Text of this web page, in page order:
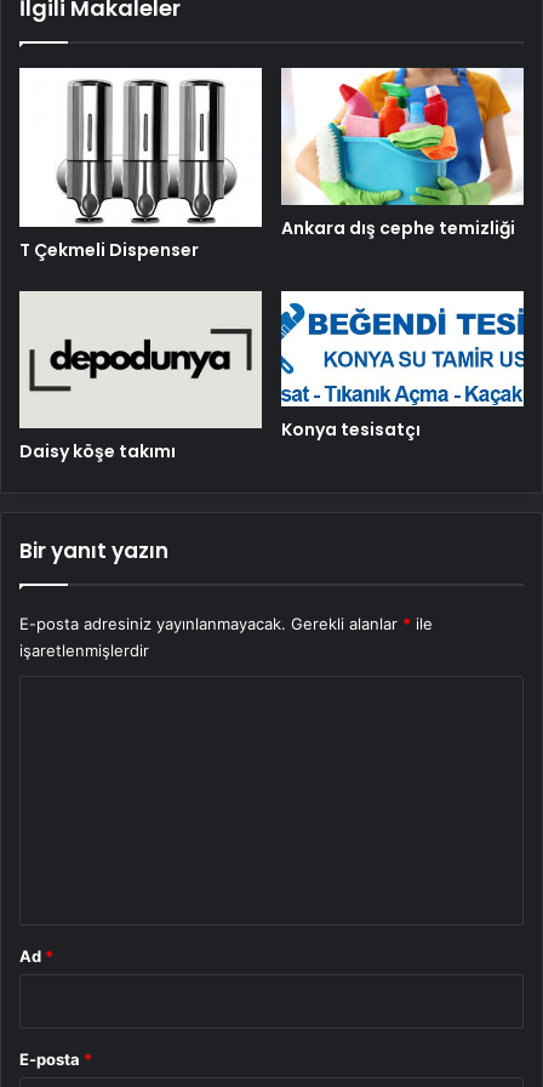
İlgili Makaleler
T Çekmeli Dispenser
Ankara dış cephe temizliği
Daisy köşe takımı
Konya tesisatçı
Bir yanıt yazın
E-posta adresiniz yayınlanmayacak. Gerekli alanlar * ile
işaretlenmişlerdir
Ad *
E-posta *